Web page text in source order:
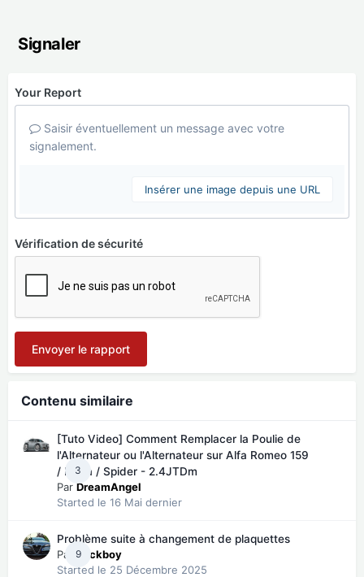
Signaler
Your Report
Saisir éventuellement un message avec votre
signalement.
Insérer une image depuis une URL
Vérification de sécurité
Envoyer le rapport
Contenu similaire
3
[Tuto Video] Comment Remplacer la Poulie de
l'Alternateur ou l'Alternateur sur Alfa Romeo 159
/ Brera / Spider - 2.4JTDm
Par DreamAngel
Started le 16 Mai dernier
9
Problème suite à changement de plaquettes
ParTeckboy
Started le 25 Décembre 2025